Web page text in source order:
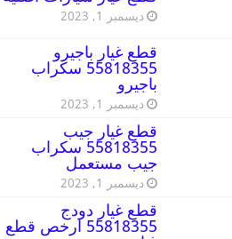
ديسمبر 1, 2023
قطع غيار باجيرو
55818355 سكراب
باجيرو
ديسمبر 1, 2023
قطع غيار جيب
55818355 سكراب
جيب مستعمل
ديسمبر 1, 2023
قطع غيار دودج
55818355 ارخص قطع